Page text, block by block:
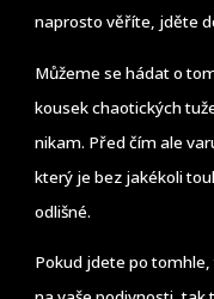
naprosto věříte, jděte
Můžeme se hádat o
kousek chaotických
nikam. Před čím ale
který je bez jakékoli
odlišné.
Pokud jdete po